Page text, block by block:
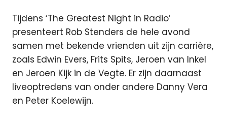
Tijdens ‘The Greatest Night in Radio’
presenteert Rob Stenders de hele avond
samen met bekende vrienden uit zijn carrière,
zoals Edwin Evers, Frits Spits, Jeroen van Inkel
en Jeroen Kijk in de Vegte. Er zijn daarnaast
liveoptredens van onder andere Danny Vera
en Peter Koelewijn.